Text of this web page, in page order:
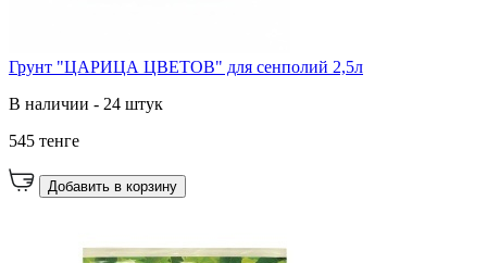
Грунт "ЦАРИЦА ЦВЕТОВ" для сенполий 2,5л
В наличии - 24 штук
545 тенге
Добавить в корзину